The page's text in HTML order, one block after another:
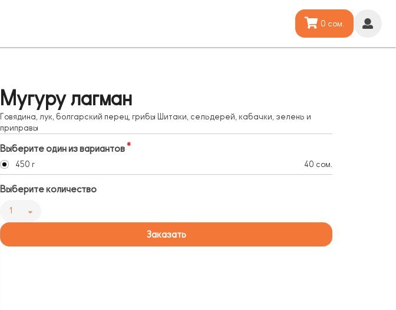
0 сом.
Мугуру лагман
Говядина, лук, болгарский перец, грибы Шитаки, сельдерей, кабачки, зелень и
приправы
Выберите один из вариантов
450 г 40 сом.
Выберите количество
1
Заказать